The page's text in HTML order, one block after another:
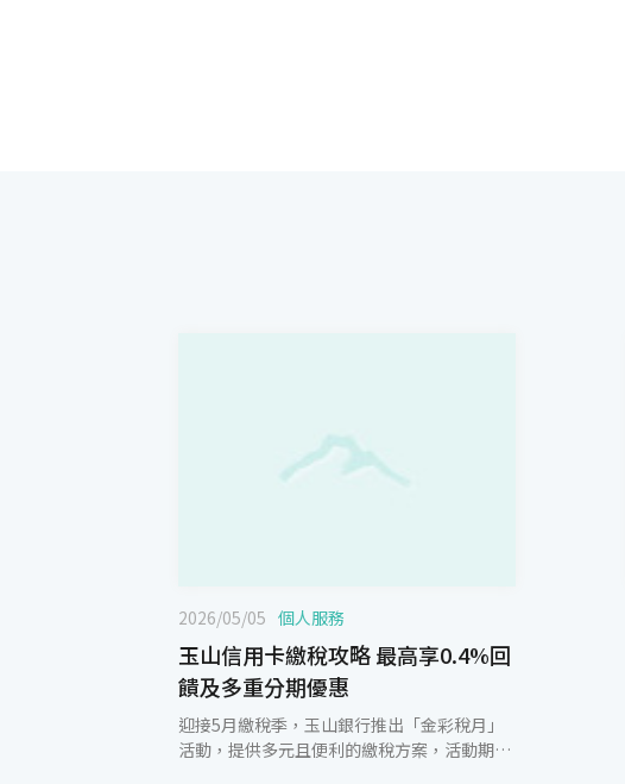
2026/05/05 個人服務
玉山信用卡繳稅攻略 最高享0.4%回
饋及多重分期優惠
迎接5月繳稅季，玉山銀行推出「金彩稅月」
活動，提供多元且便利的繳稅方案，活動期間